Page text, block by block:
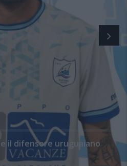
il difensore uruguaiano